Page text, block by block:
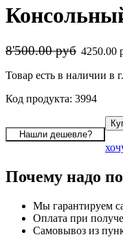
8'500.00 руб 4250.00
Товар есть в наличии в
Код продукта: 3994
Почему надо
Мы гарантируем
Оплата при
Самовывоз из